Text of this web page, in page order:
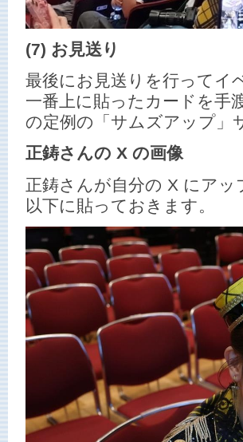
(7) お見送り
最後にお見送りを行ってイ
一番上に貼ったカードを手
の定例の「サムズアップ」
正鋳さんの X の画像
正鋳さんが自分の X にア
以下に貼っておきます。